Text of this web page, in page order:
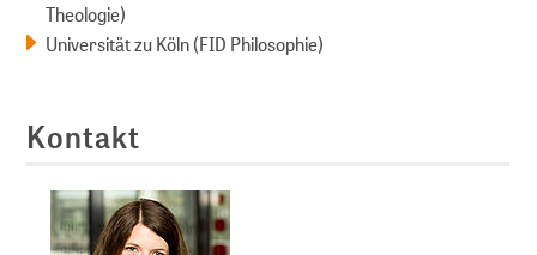
Theologie)
Universität zu Köln (FID Philosophie)
Kontakt